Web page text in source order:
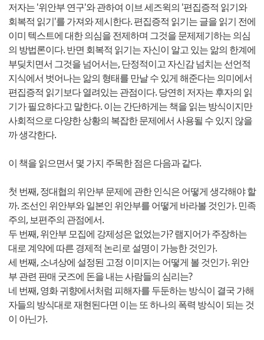
저자는 '위안부 연구'와 관하여 이브 세즈윅의 '편집증적 읽기와
회복적 읽기'를 가져와 제시한다. 편집증적 읽기는 글을 읽기 전에
이미 텍스트에 대한 의심을 전제하며 그것을 문제제기하는 의심
의 방법론이다. 반면 회복적 읽기는 자신이 알고 있는 앎의 한계에
부딪치면서 그것을 넘어서는, 단정적이고 자신감 넘치는 선언적
지식에서 벗어나는 앎의 형태를 만날 수 있게 해준다는 의미에서
편집증적 읽기보다 열려있는 관점이다. 당연히 저자는 후자의 읽
기가 필요하다고 말한다. 이는 간단하게는 책을 읽는 방식이지만
사회적으로 다양한 상황의 복잡한 문제에서 사용될 수 있지 않을
까 생각한다.
이 책을 읽으면서 몇 가지 주목한 점은 다음과 같다.
첫 번째, 정대협의 위안부 문제에 관한 인식은 어떻게 생각해야 할
까. 조선인 위안부와 일본인 위안부를 어떻게 바라볼 것인가. 민족
주의, 보편주의 관점에서.
두 번째, 위안부 모집에 강제성은 없었는가? 램지어가 주장하는
대로 계약에 따른 경제적 논리로 설명이 가능한 것인가.
세 번째, 소녀상에 설정된 고정 이미지는 어떻게 볼 것인가. 위안
부 관련 판매 굿즈에 돈을 내는 사람들의 심리는?
네 번째, 영화 귀향에서처럼 피해자를 두둔하는 방식이 결국 가해
자들의 방식대로 재현된다면 이는 또 하나의 폭력 방식이 되는 것
이 아닌가.